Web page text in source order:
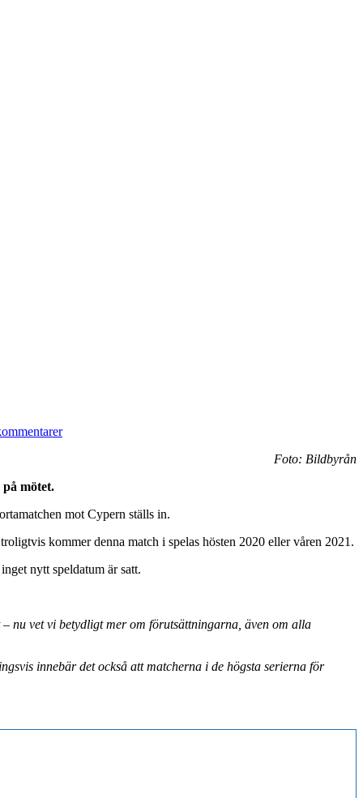
Foto: Bildbyrån
mötet.
mot Cypern ställs in.
kommer denna match i spelas hösten 2020 eller våren 2021.
nytt speldatum är satt.
nu vet vi betydligt mer om förutsättningarna, även om alla
innebär det också att matcherna i de högsta serierna för